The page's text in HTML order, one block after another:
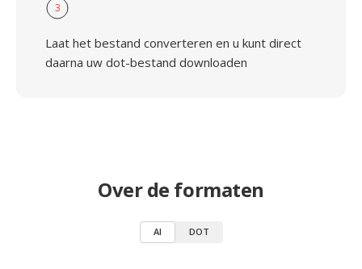
3
Laat het bestand converteren en u kunt direct
daarna uw dot-bestand downloaden
Over de formaten
AI DOT